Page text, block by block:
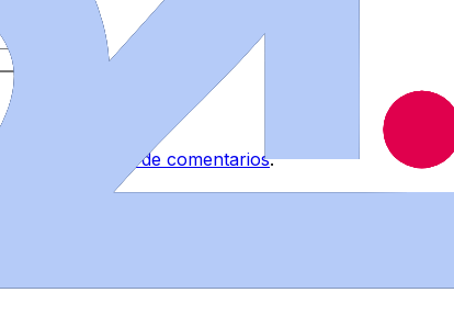
las
normas de comentarios.